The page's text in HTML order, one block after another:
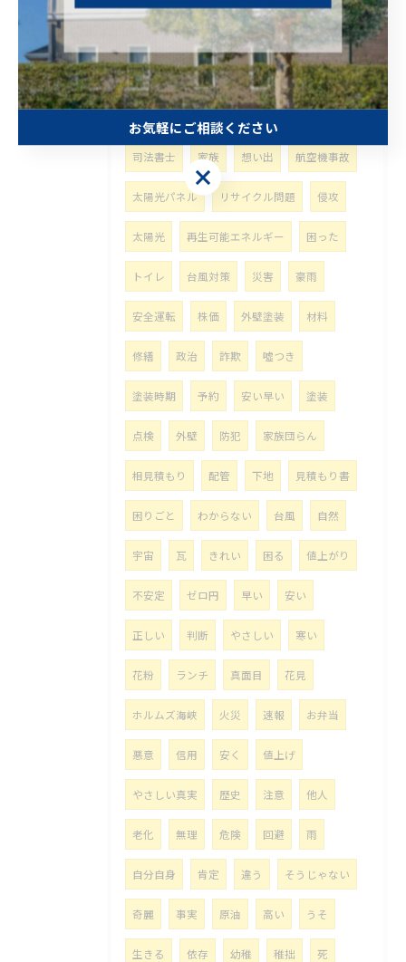
屋根 カバー工法 補助金
壊れる 積乱雲 積雲 悩み事
司法書士 家族 想い出 航空機事故
太陽光パネル リサイクル問題 侵攻
太陽光 再生可能エネルギー 困った
トイレ 台風対策 災害 豪雨
安全運転 株価 外壁塗装 材料
修繕 政治 詐欺 噓つき
塗装時期 予約 安い早い 塗装
点検 外壁 防犯 家族団らん
相見積もり 配管 下地 見積もり書
困りごと わからない 台風 自然
宇宙 瓦 きれい 困る 値上がり
不安定 ゼロ円 早い 安い
正しい 判断 やさしい 寒い
花粉 ランチ 真面目 花見
ホルムズ海峡 火災 速報 お弁当
悪意 信用 安く 値上げ
やさしい真実 歴史 注意 他人
老化 無理 危険 回避 雨
自分自身 肯定 違う そうじゃない
奇麗 事実 原油 高い うそ
生きる 依存 幼稚 稚拙 死
お気軽にご相談ください
お気軽にご相談ください